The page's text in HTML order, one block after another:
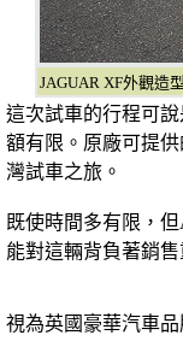
JAGUAR XF外觀造
這次試車的行程可
額有限。原廠可提
灣試車之旅。
既使時間多有限，
能對這輛背負著銷
視為英國豪華汽車